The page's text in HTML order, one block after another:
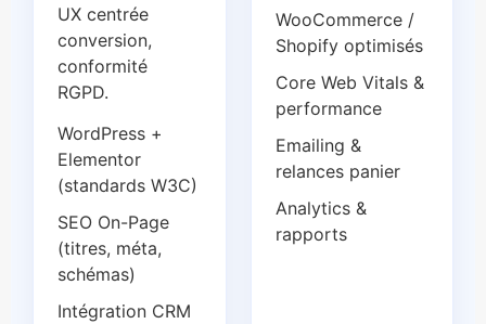
UX centrée
conversion,
conformité
RGPD.
WordPress +
Elementor
(standards W3C)
SEO On-Page
(titres, méta,
schémas)
Intégration CRM
WooCommerce /
Shopify optimisés
Core Web Vitals &
performance
Emailing &
relances panier
Analytics &
rapports